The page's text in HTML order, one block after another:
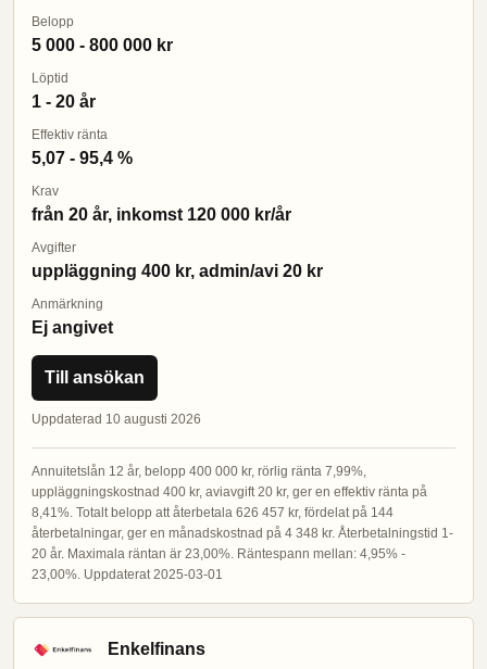
Belopp
5 000 - 800 000 kr
Löptid
1 - 20 år
Effektiv ränta
5,07 - 95,4 %
Krav
från 20 år, inkomst 120 000 kr/år
Avgifter
uppläggning 400 kr, admin/avi 20 kr
Anmärkning
Ej angivet
Till ansökan
Uppdaterad 10 augusti 2026
Annuitetslån 12 år, belopp 400 000 kr, rörlig ränta 7,99%,
uppläggningskostnad 400 kr, aviavgift 20 kr, ger en effektiv ränta på
8,41%. Totalt belopp att återbetala 626 457 kr, fördelat på 144
återbetalningar, ger en månadskostnad på 4 348 kr. Återbetalningstid 1-
20 år. Maximala räntan är 23,00%. Räntespann mellan: 4,95% -
23,00%. Uppdaterat 2025-03-01
Enkelfinans